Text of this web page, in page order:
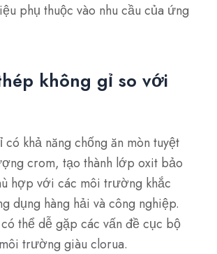
phụ thuộc vào nhu cầu của ứng
không gỉ so với
có khả năng chống ăn mòn tuyệt
crom, tạo thành lớp oxit bảo
hợp với các môi trường khắc
dụng hàng hải và công nghiệp.
thể dễ gặp các vấn đề cục bộ
trường giàu clorua.